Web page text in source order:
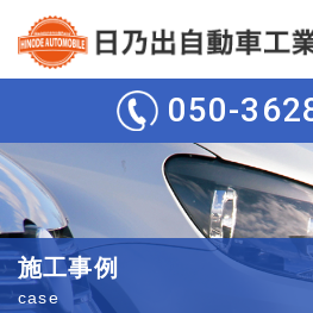
050-
施工事例
case